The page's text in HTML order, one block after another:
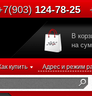
124-78-25
В
на
купить Адрес и режим